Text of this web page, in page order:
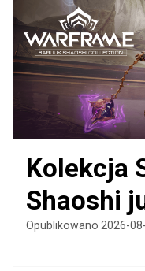
Kolekcja
Shaoshi
Opublikowano 2026-